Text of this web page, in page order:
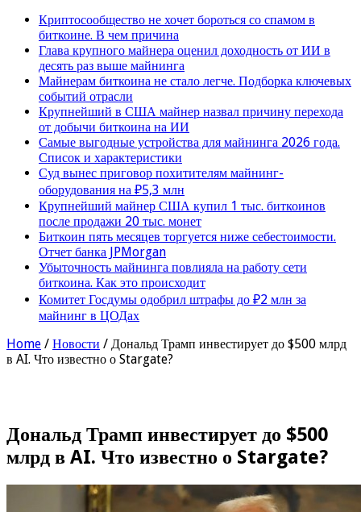
Криптосообщество не хочет бороться со спамом в
биткоине. В чем причина
Глава крупного майнера оценил доходность от ИИ в
десять раз выше майнинга
Майнерам биткоина не стало легче. Подборка ключевых
событий отрасли
Крупнейший в США майнер назвал причину перехода
от добычи биткоина на ИИ
Самые выгодные устройства для майнинга 2026 года.
Список и характеристики
Суд вынес приговор похитителям майнинг-
оборудования на ₽5,3 млн
Крупнейший майнер США купил 1 тыс. биткоинов
после продажи 20 тыс. монет
Биткоин пять месяцев торгуется ниже себестоимости.
Отчет банка JPMorgan
Убыточность майнинга повлияла на работу сети
биткоина. Как это происходит
Комитет Госдумы одобрил штрафы до ₽2 млн за
майнинг в ЦОДах
Home / Новости / Дональд Трамп инвестирует до $500 млрд
в AI. Что известно о Stargate?
Дональд Трамп инвестирует до $500
млрд в AI. Что известно о Stargate?